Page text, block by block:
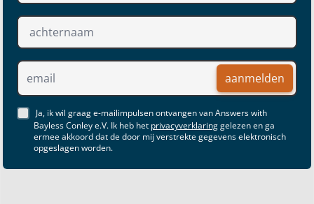
aanmelden
Ja, ik wil graag e-mailimpulsen ontvangen van Answers with
Bayless Conley e.V. Ik heb het privacyverklaringgelezen en ga
ermee akkoord dat de door mij verstrekte gegevens elektronisch
opgeslagen worden.